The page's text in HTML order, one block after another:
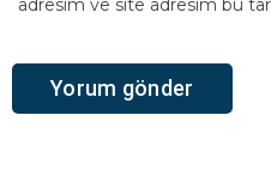
adresim ve site adresim bu